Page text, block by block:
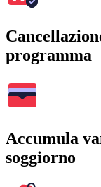
programma
Accumula
soggiorno